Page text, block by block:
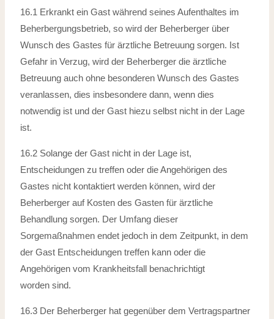
16.1 Erkrankt ein Gast während seines Aufenthaltes im
Beherbergungsbetrieb, so wirdder Beherberger über
Wunsch des Gastes für ärztliche Betreuung sorgen. Ist
Gefahr in Verzug, wird der Beherberger die ärztliche
Betreuung auch ohne besonderenWunsch des Gastes
veranlassen, dies insbesondere dann, wenn dies
notwendig ist und der Gast hiezu selbst nicht in der Lage
ist.
16.2 Solange der Gast nicht in der Lage ist,
Entscheidungen zu treffen oder die Angehörigen des
Gastes nicht kontaktiert werden können, wird der
Beherberger auf Kosten des Gasten für ärztliche
Behandlung sorgen. Der Umfang dieser
Sorgemaßnahmen endet jedoch in dem Zeitpunkt, in dem
der Gast Entscheidungentreffen kann oder die
Angehörigen vom Krankheitsfall benachrichtigt
wordensind.
16.3 Der Beherberger hat gegenüber dem Vertragspartner